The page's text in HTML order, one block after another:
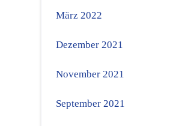
März 2022
Dezember 2021
November 2021
September 2021